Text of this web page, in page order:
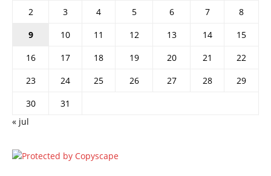
2
3 4 5 6 7
8
9
10 11 12 13 14
15
16
17 18 19 20 21
22
23
24 25 26 27 28
29
30
31
« jul